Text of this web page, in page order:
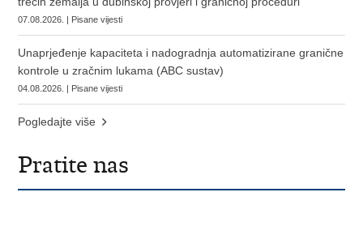
07.08.2026. | Pisane vijesti
Unaprjeđenje kapaciteta i nadogradnja automatizirane granične
kontrole u zračnim lukama (ABC sustav)
04.08.2026. | Pisane vijesti
Pogledajte više
Pratite nas